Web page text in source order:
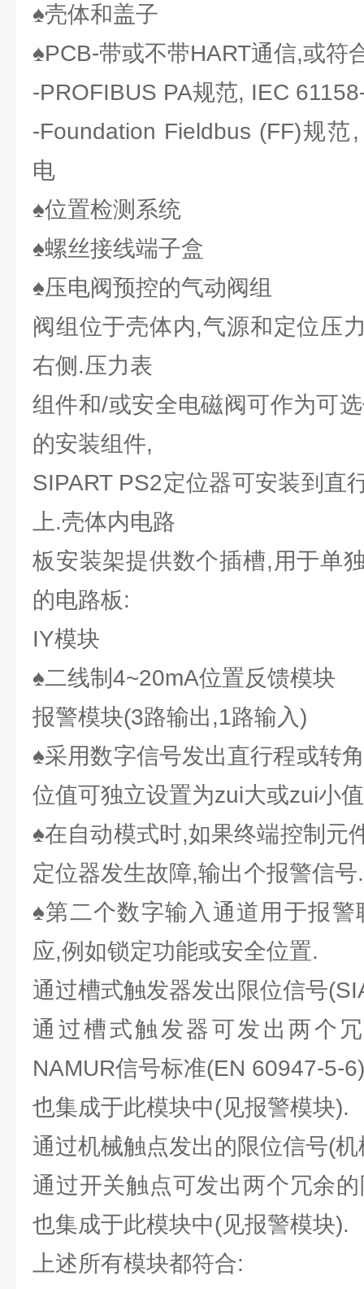
♠壳体和盖子
♠PCB-带或不带HART通信,或符
-PROFIBUS PA规范, IEC
-Foundation Fieldbus (FF)规范
电
♠位置检测系统
♠螺丝接线端子盒
♠压电阀预控的气动阀组
阀组位于壳体内,气源和定位压
右侧.压力表
组件和/或安全电磁阀可作为可
的安装组件,
SIPART PS2定位器可安装到直
上.壳体内电路
板安装架提供数个插槽,用于单
的电路板:
IY模块
♠二线制4~20mA位置反馈模块
报警模块(3路输出,1路输入)
♠采用数字信号发出直行程或转
位值可独立设置为zui大或zui小
♠在自动模式时,如果终端控制元
定位器发生故障,输出个报警信号.
♠第二个数字输入通道用于报
应,例如锁定功能或安全位置.
通过槽式触发器发出限位信号
通过槽式触发器可发出两个
NAMUR信号标准(EN 60947-5-
也集成于此模块中(见报警模块).
通过机械触点发出的限位信号(
通过开关触点可发出两个冗余
也集成于此模块中(见报警模块).
上述所有模块都符合: